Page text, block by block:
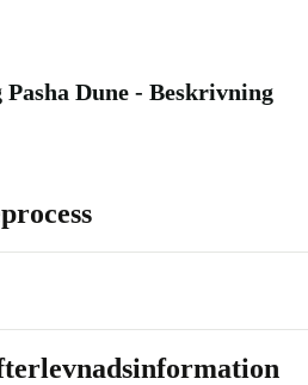
Pasha Dune - Beskrivning